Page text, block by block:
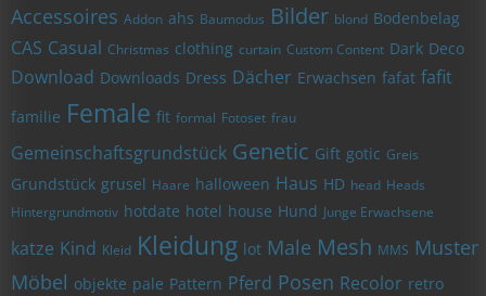
Accessoires Addon ahs Baumodus Bilder blond Bodenbelag
CAS Casual Christmas clothing curtain Custom Content Dark Deco
Download Downloads Dress Dächer Erwachsen fafat fafit
familie Female fit formal Fotoset frau
Gemeinschaftsgrundstück Genetic Gift gotic Greis
Grundstück grusel Haare halloween Haus HD head Heads
Hintergrundmotiv hotdate hotel house Hund Junge Erwachsene
katze Kind Kleid Kleidung lot Male Mesh MMS Muster
Möbel objekte pale Pattern Pferd Posen Recolor retro